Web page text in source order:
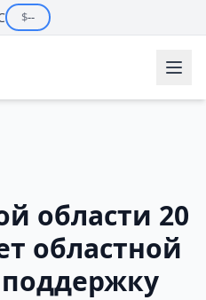
$--
области 20
областной